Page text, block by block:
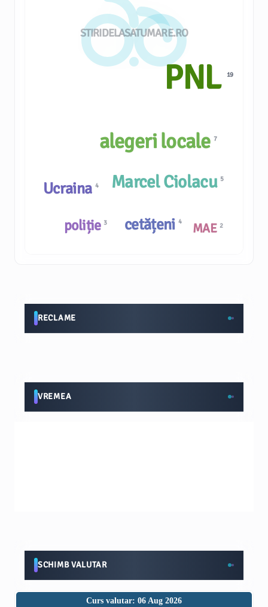
STIRIDELASATUMARE.RO
Ucraina 4 Marcel Ciolacu 5
alegeri locale7
cetățeni4
PNL 19
poliție 3 MAE 2
RECLAME
VREMEA
SCHIMB VALUTAR
Curs valutar: 06 Aug 2026